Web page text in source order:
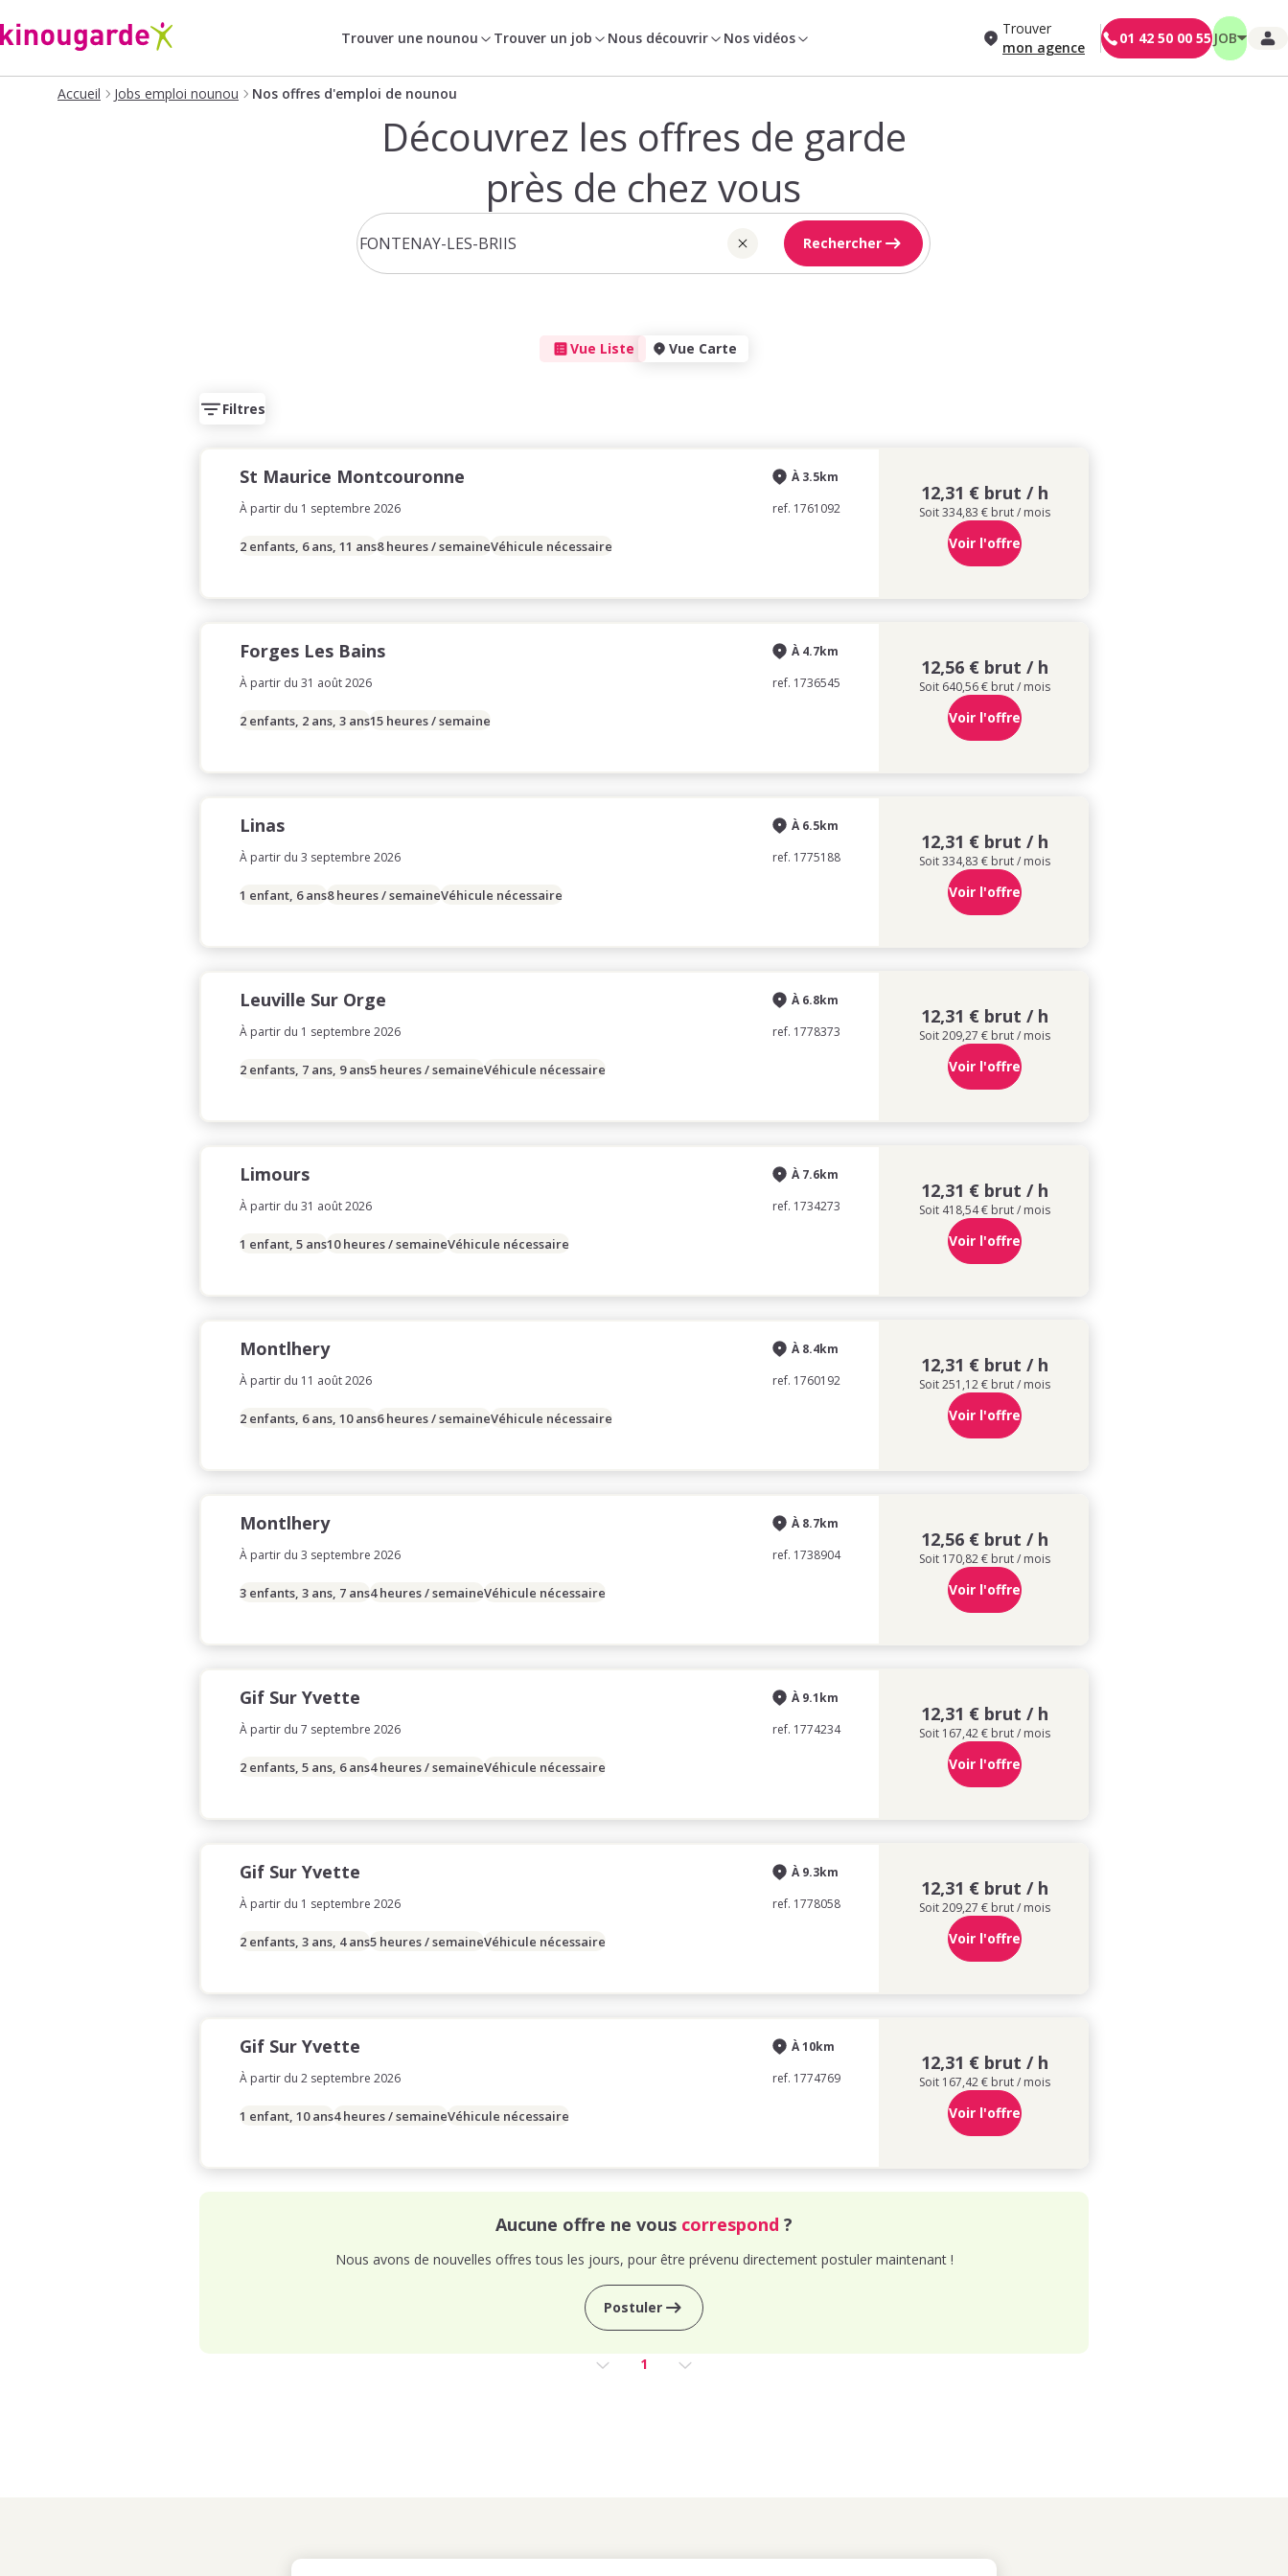
Trouver une nounou Trouver un job Nous découvrir Nos vidéos
Trouver
mon agence
01 42 50 00 55 JOB
Accueil Jobs emploi nounou Nos offres d'emploi de nounou
Découvrez les offres de garde
près de chez vous
Rechercher
Vue Liste Vue Carte
Filtres
St Maurice Montcouronne
À partir du 1 septembre 2026
À 3.5km
ref. 1761092
2 enfants, 6 ans, 11 ans8 heures / semaineVéhicule nécessaire
12,31 € brut / h
Soit 334,83 € brut / mois
Voir l'offre
Forges Les Bains
À partir du 31 août 2026
À 4.7km
ref. 1736545
2 enfants, 2 ans, 3 ans15 heures / semaine
12,56 € brut / h
Soit 640,56 € brut / mois
Voir l'offre
Linas
À partir du 3 septembre 2026
À 6.5km
ref. 1775188
1 enfant, 6 ans8 heures / semaineVéhicule nécessaire
12,31 € brut / h
Soit 334,83 € brut / mois
Voir l'offre
Leuville Sur Orge
À partir du 1 septembre 2026
À 6.8km
ref. 1778373
2 enfants, 7 ans, 9 ans5 heures / semaineVéhicule nécessaire
12,31 € brut / h
Soit 209,27 € brut / mois
Voir l'offre
Limours
À partir du 31 août 2026
À 7.6km
ref. 1734273
1 enfant, 5 ans10 heures / semaineVéhicule nécessaire
12,31 € brut / h
Soit 418,54 € brut / mois
Voir l'offre
Montlhery
À partir du 11 août 2026
À 8.4km
ref. 1760192
2 enfants, 6 ans, 10 ans6 heures / semaineVéhicule nécessaire
12,31 € brut / h
Soit 251,12 € brut / mois
Voir l'offre
Montlhery
À partir du 3 septembre 2026
À 8.7km
ref. 1738904
3 enfants, 3 ans, 7 ans4 heures / semaineVéhicule nécessaire
12,56 € brut / h
Soit 170,82 € brut / mois
Voir l'offre
Gif Sur Yvette
À partir du 7 septembre 2026
À 9.1km
ref. 1774234
2 enfants, 5 ans, 6 ans4 heures / semaineVéhicule nécessaire
12,31 € brut / h
Soit 167,42 € brut / mois
Voir l'offre
Gif Sur Yvette
À partir du 1 septembre 2026
À 9.3km
ref. 1778058
2 enfants, 3 ans, 4 ans5 heures / semaineVéhicule nécessaire
12,31 € brut / h
Soit 209,27 € brut / mois
Voir l'offre
Gif Sur Yvette
À partir du 2 septembre 2026
À 10km
ref. 1774769
1 enfant, 10 ans4 heures / semaineVéhicule nécessaire
12,31 € brut / h
Soit 167,42 € brut / mois
Voir l'offre
Aucune offre ne vous correspond ?
Nous avons de nouvelles offres tous les jours, pour être prévenu directement postuler maintenant !
Postuler
1